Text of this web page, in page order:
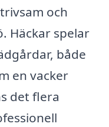
och
Häckar spelar
både
en vacker
det flera